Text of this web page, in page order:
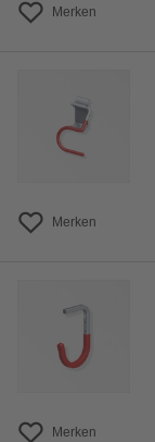
Merken
Merken
Merken